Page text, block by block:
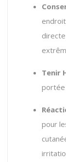
Tenir
portée
pour